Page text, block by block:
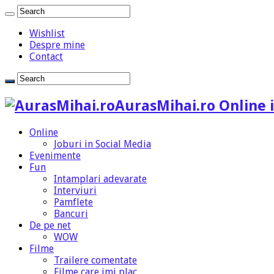
Wishlist
Despre mine
Contact
AurasMihai.ro Online
Online
Joburi in Social Media
Evenimente
Fun
Intamplari adevarate
Interviuri
Pamflete
Bancuri
De pe net
WOW
Filme
Trailere comentate